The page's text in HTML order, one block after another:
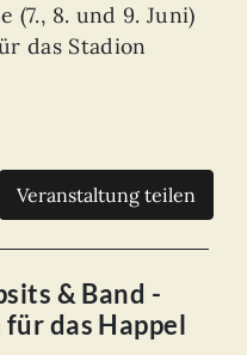
(7., 8. und 9. Juni)
das Stadion
Veranstaltung teilen
& Band -
das Happel